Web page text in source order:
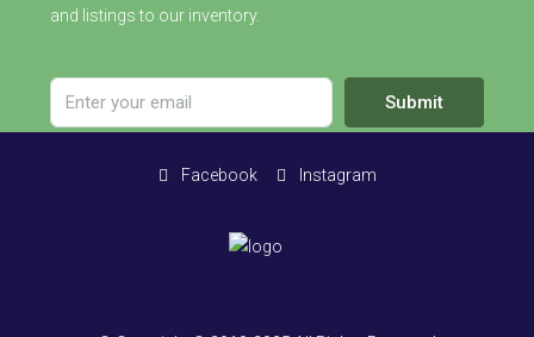
and listings to our inventory.
Submit
Facebook Instagram